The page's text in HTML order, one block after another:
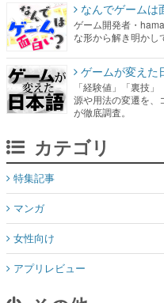
なんでゲームは
ゲーム開発者・
な形から解き明かし
ゲームが変えた
「経験値」「裏技
源や用法の変遷を、
が徹底調査。
カテゴリ
特集記事
マンガ
女性向け
アプリレビュー